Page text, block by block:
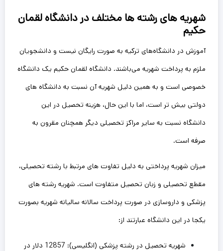
شهریه های رشته ها مختلف در دانشگاه لقمان
حکیم
آموزش در دانشگاه‌های ترکیه به صورت رایگان نیست و دانشجویان
ملزم به پرداخت شهریه می‌باشند. دانشگاه لقمان حکیم یک دانشگاه
خصوصی است و به همین دلیل شهریه آن نسبت به دانشگاه‌ های
دولتی بیش تر است، اما با این حال، هزینه تحصیل در این
دانشگاه نسبت به سایر مراکز تحصیلی دیگر همچنان مقرون به
صرفه است.
میزان شهریه پرداختی به دلیل تفاوت‌ های مرتبط با رشته تحصیلی،
مقطع تحصیلی و زبان تحصیل متفاوت است. شهریه رشته های
پزشکی و داروسازی در صورت پرداخت سالانه سالیانه شهریه بصورت
یکجا در این دانشگاه عبارتند از:
شهریه تحصیل در رشته پزشکی (انگلیسی): 12857 دلار در